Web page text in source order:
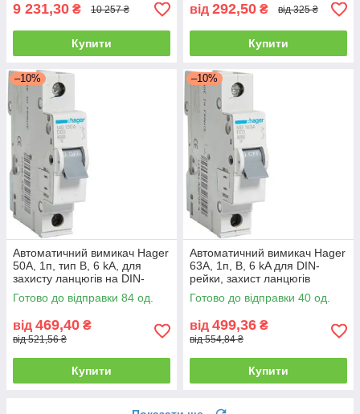
9 231,30 ₴ 10 257 ₴
Купити
від 292,50 ₴ від 325 ₴
Купити
–10%
Автоматичний вимикач Hager
50А, 1п, тип B, 6 kA, для
захисту ланцюгів на DIN-
рейку
Готово до відправки 84 од.
від 469,40 ₴
від 521,56 ₴
Купити
–10%
Автоматичний вимикач Hager
63А, 1п, B, 6 kA для DIN-
рейки, захист ланцюгів
Готово до відправки 40 од.
від 499,36 ₴
від 554,84 ₴
Купити